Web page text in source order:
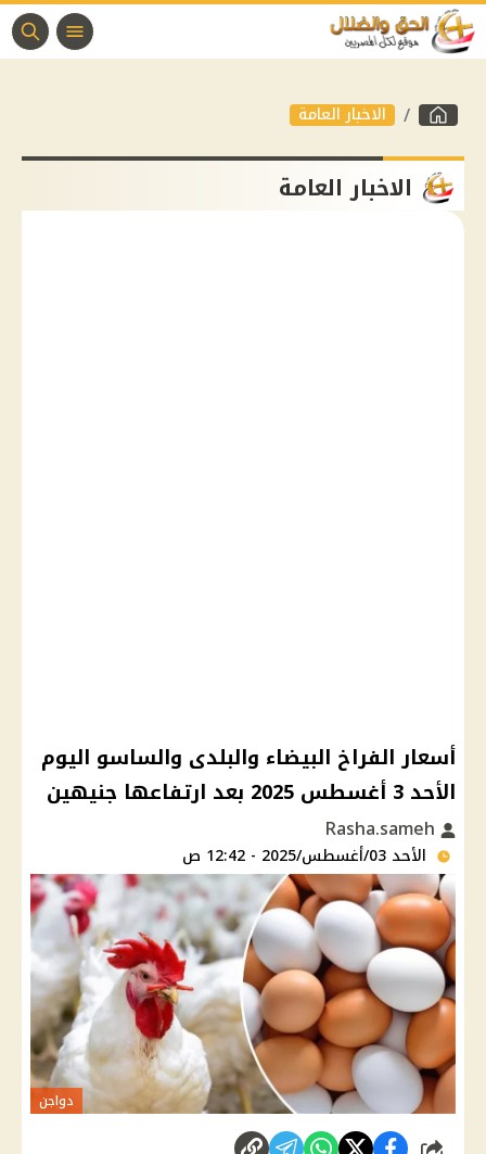
الاخبار العامة
الاخبار العامة
أسعار الفراخ البيضاء والبلدى والساسو اليوم
الأحد 3 أغسطس 2025 بعد ارتفاعها جنيهين
الأحد 03/أغسطس/2025 - 12:42 ص
دواجن